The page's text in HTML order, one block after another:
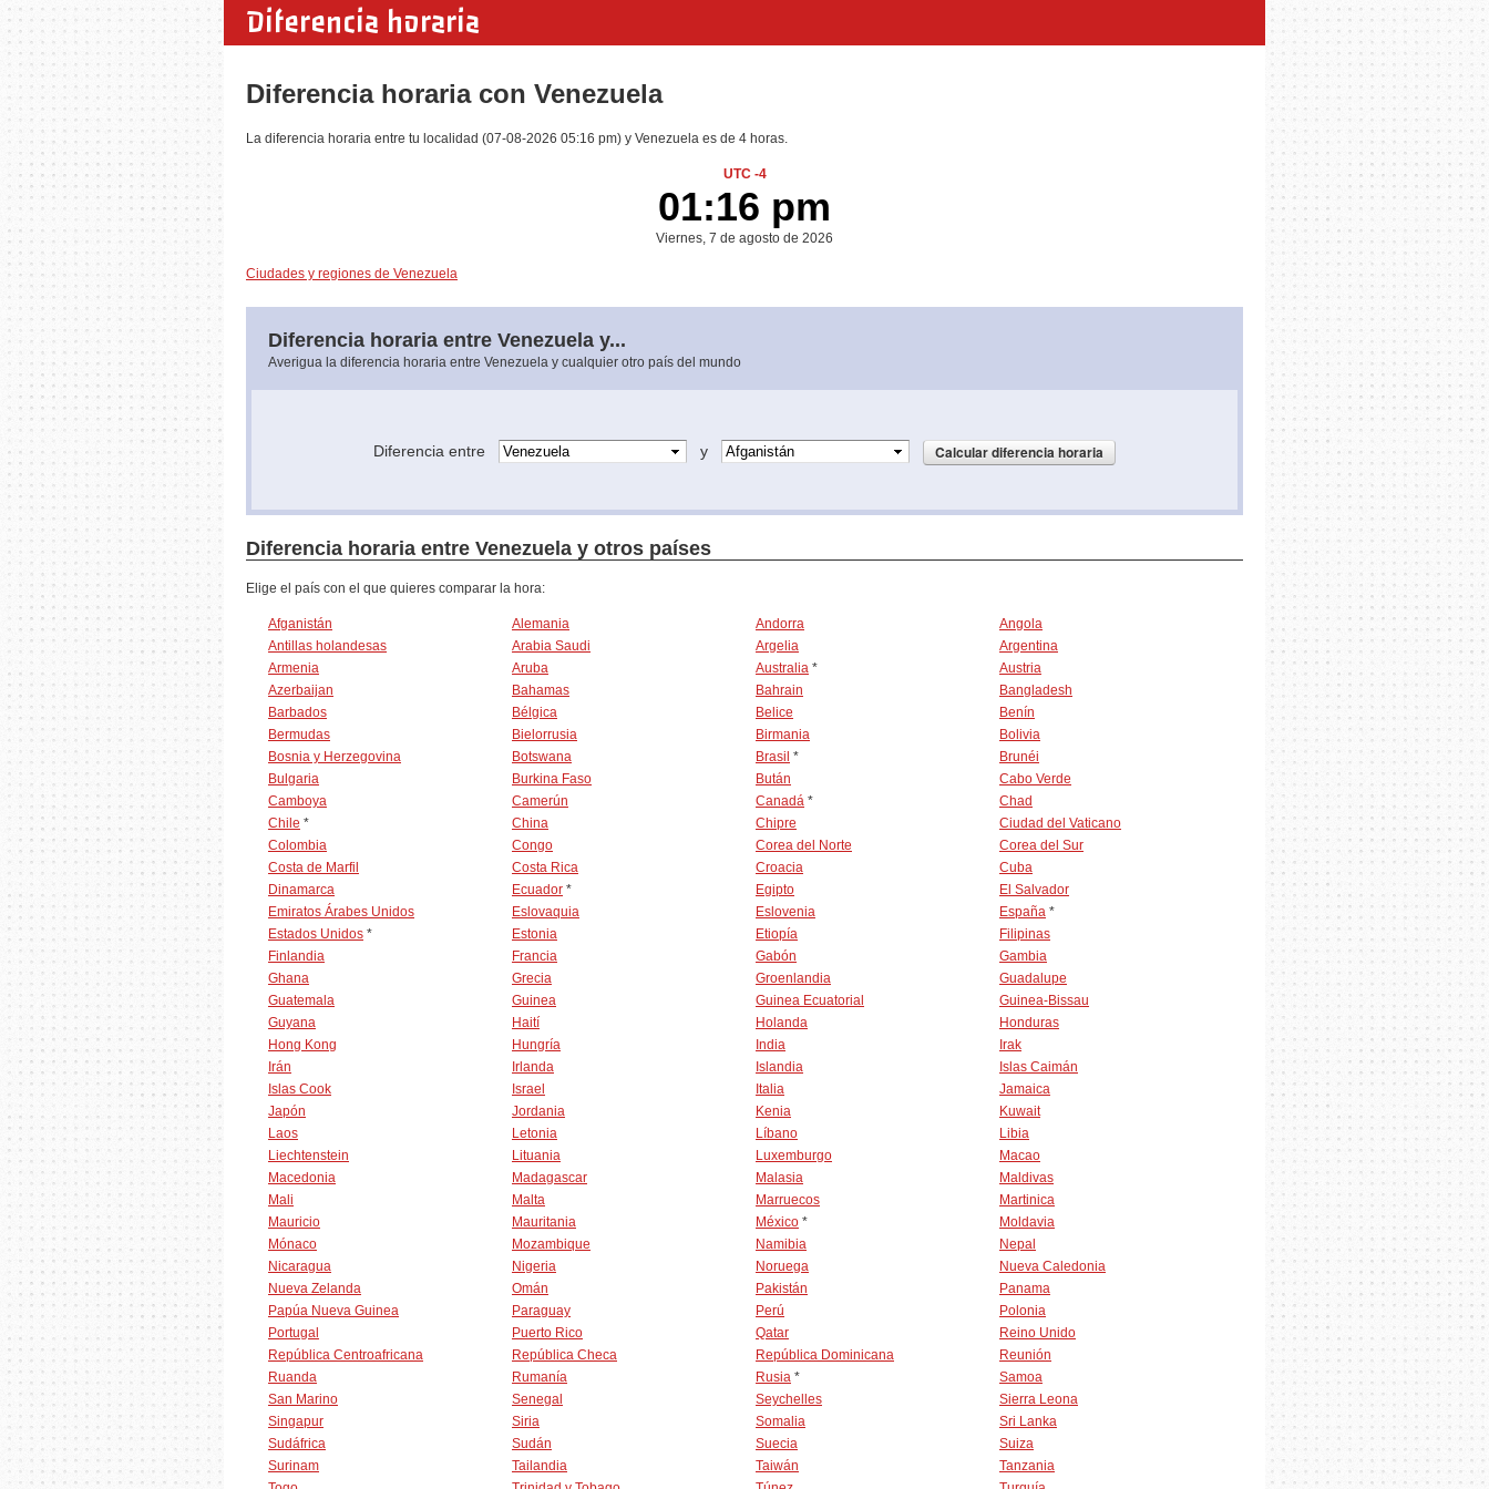
Diferencia horaria
Diferencia horaria con Venezuela
La diferencia horaria entre tu localidad (07-08-2026 05:16 pm) y Venezuela es de 4 horas.
UTC -4
01:16 pm
Viernes, 7 de agosto de 2026
Ciudades y regiones de Venezuela
Diferencia horaria entre Venezuela y...
Averigua la diferencia horaria entre Venezuela y cualquier otro país del mundo
Diferencia entre y
Diferencia horaria entre Venezuela y otros países
Elige el país con el que quieres comparar la hora:
Afganistán Alemania Andorra
Angola
Antillas holandesas
Arabia Saudi Argelia
Argentina
Armenia
Aruba Australia *
Austria
Azerbaijan
Bahamas Bahrain
Bangladesh
Barbados
Bélgica Belice
Benín
Bermudas
Bielorrusia Birmania
Bolivia
Bosnia y Herzegovina
Botswana Brasil *
Brunéi
Bulgaria
Burkina Faso Bután
Cabo Verde
Camboya
Camerún Canadá *
Chad
Chile * China Chipre
Ciudad del Vaticano
Colombia
Congo Corea del Norte
Corea del Sur
Costa de Marfil
Costa Rica Croacia
Cuba
Dinamarca
Ecuador * Egipto
El Salvador
Emiratos Árabes Unidos
Eslovaquia Eslovenia España *
Estados Unidos * Estonia Etiopía
Filipinas
Finlandia
Francia Gabón
Gambia
Ghana
Grecia Groenlandia
Guadalupe
Guatemala
Guinea Guinea Ecuatorial
Guinea-Bissau
Guyana
Haití Holanda
Honduras
Hong Kong
Hungría India
Irak
Irán
Irlanda Islandia
Islas Caimán
Islas Cook
Israel Italia
Jamaica
Japón
Jordania Kenia
Kuwait
Laos
Letonia Líbano
Libia
Liechtenstein
Lituania Luxemburgo
Macao
Macedonia
Madagascar Malasia
Maldivas
Mali
Malta Marruecos
Martinica
Mauricio
Mauritania México *
Moldavia
Mónaco
Mozambique Namibia
Nepal
Nicaragua
Nigeria Noruega
Nueva Caledonia
Nueva Zelanda
Omán Pakistán
Panama
Papúa Nueva Guinea
Paraguay Perú
Polonia
Portugal
Puerto Rico Qatar
Reino Unido
República Centroafricana
República Checa República Dominicana
Reunión
Ruanda
Rumanía Rusia *
Samoa
San Marino
Senegal Seychelles
Sierra Leona
Singapur
Siria Somalia
Sri Lanka
Sudáfrica
Sudán Suecia
Suiza
Surinam
Tailandia Taiwán
Tanzania